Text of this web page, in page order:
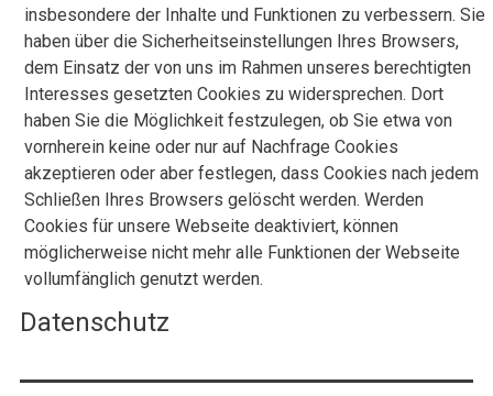
insbesondere der Inhalte und Funktionen zu verbessern. Sie
haben über die Sicherheitseinstellungen Ihres Browsers,
dem Einsatz der von uns im Rahmen unseres berechtigten
Interesses gesetzten Cookies zu widersprechen. Dort
haben Sie die Möglichkeit festzulegen, ob Sie etwa von
vornherein keine oder nur auf Nachfrage Cookies
akzeptieren oder aber festlegen, dass Cookies nach jedem
Schließen Ihres Browsers gelöscht werden. Werden
Cookies für unsere Webseite deaktiviert, können
möglicherweise nicht mehr alle Funktionen der Webseite
vollumfänglich genutzt werden.
Datenschutz